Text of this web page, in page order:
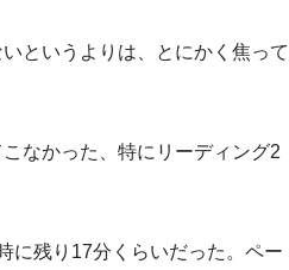
というよりは、とにかく焦って
なかった、特にリーディング2
に残り17分くらいだった。ペー